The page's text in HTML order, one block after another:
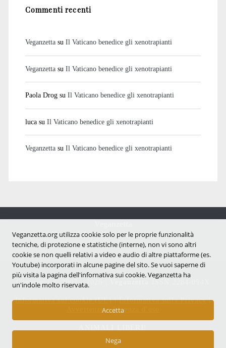
Commenti recenti
Veganzettasu Il Vaticano benedice gli xenotrapianti
Veganzettasu Il Vaticano benedice gli xenotrapianti
Paola Drogsu Il Vaticano benedice gli xenotrapianti
lucasu Il Vaticano benedice gli xenotrapianti
Veganzettasu Il Vaticano benedice gli xenotrapianti
Notizie dal mondo vegan e antispecista
Copyright © 2007 - 2026 |
Informativa sui cookie (UE)|Informativa sulla Privacy|
Avvertenze e Licenza d'uso
Veganzetta.org utilizza cookie solo per le proprie funzionalità
tecniche, di protezione e statistiche (interne), non vi sono altri
cookie se non quelli relativi a video e audio di altre piattaforme (es.
Youtube) incorporati in alcune pagine del sito. Se vuoi saperne di
più visita la pagina dell'infornativa sui cookie. Veganzetta ha
un'indole molto riservata.
Accetta
Nega